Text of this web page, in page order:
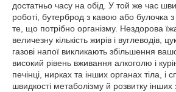
достатньо часу на обід. У той же час
роботі, бутерброд з кавою або булочка
те, що потрібно організму. Нездорова
величезну кількість жирів і вуглеводів,
газові напої викликають збільшення
високий рівень вживання алкоголю і
печінці, нирках та інших органах тіла,
швидкості метаболізму й розвитку